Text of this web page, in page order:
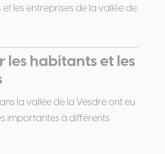
les entreprises de la vallée de
les habitants et les
la vallée de la Vesdre ont eu
importantes à différents